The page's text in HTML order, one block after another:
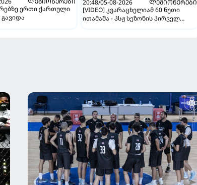
ერთი ქართული
20:48/05-08-2026
ᲚᲔᲒᲘᲝᲜᲔᲠᲔᲑᲘ
[VIDEO] კვარაცხელიამ 60 წუთი
ითამაშა - პსჟ სეზონის პირველ